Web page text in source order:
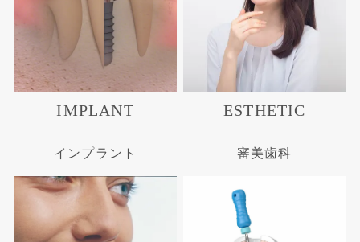
IMPLANT
インプラント
ESTHETIC
審美歯科